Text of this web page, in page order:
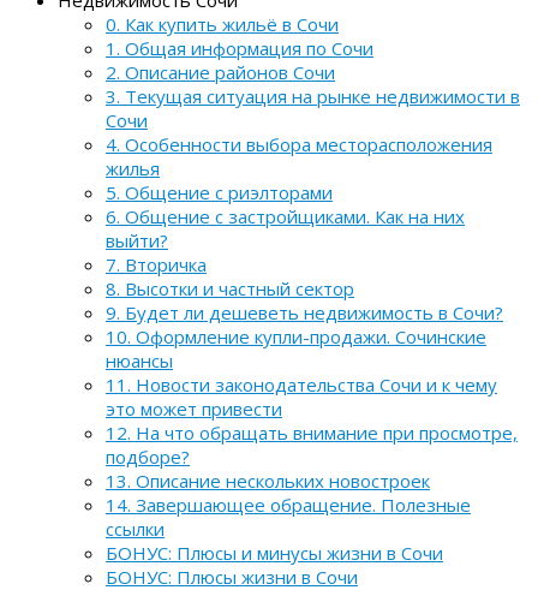
0. Как купить жильё в Сочи
1. Общая информация по Сочи
2. Описание районов Сочи
3. Текущая ситуация на рынке недвижимости в
Сочи
4. Особенности выбора месторасположения
жилья
5. Общение с риэлторами
6. Общение с застройщиками. Как на них
выйти?
7. Вторичка
8. Высотки и частный сектор
9. Будет ли дешеветь недвижимость в Сочи?
10. Оформление купли-продажи. Сочинские
нюансы
11. Новости законодательства Сочи и к чему
это может привести
12. На что обращать внимание при просмотре,
подборе?
13. Описание нескольких новостроек
14. Завершающее обращение. Полезные
ссылки
БОНУС: Плюсы и минусы жизни в Сочи
БОНУС: Плюсы жизни в Сочи